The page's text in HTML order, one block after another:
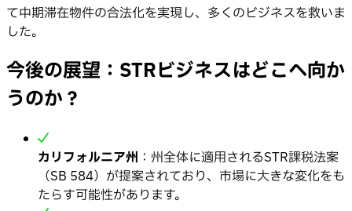
て中期滞在物件の合法化を実現し、多くのビジネスを救いま
した。
今後の展望：STRビジネスはどこへ向か
うのか？
カリフォルニア州 ：州全体に適用されるSTR課税法案
（SB 584）が提案されており、市場に大きな変化をも
たらす可能性があります。